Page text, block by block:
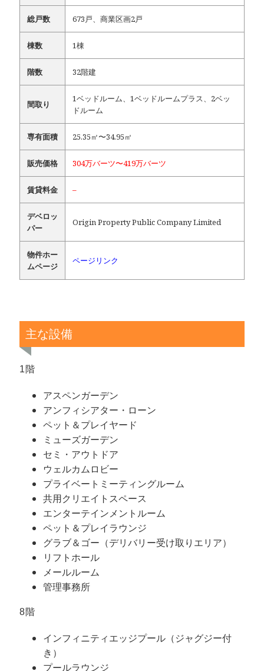
総戸数 673戸、商業区画2戸
棟数 1棟
階数 32階建
間取り
1ベッドルーム、1ベッドルームプラス、2ベッ
ドルーム
専有面積 25.35㎡〜34.95㎡
販売価格 304万バーツ〜419万バーツ
賃貸料金 –
デベロッ
パー
Origin Property Public Company Limited
物件ホー
ムページ
ページリンク
主な設備
1階
アスペンガーデン
アンフィシアター・ローン
ペット＆プレイヤード
ミューズガーデン
セミ・アウトドア
ウェルカムロビー
プライベートミーティングルーム
共用クリエイトスペース
エンターテインメントルーム
ペット＆プレイラウンジ
グラブ＆ゴー（デリバリー受け取りエリア）
リフトホール
メールルーム
管理事務所
8階
インフィニティエッジプール（ジャグジー付
き）
プールラウンジ